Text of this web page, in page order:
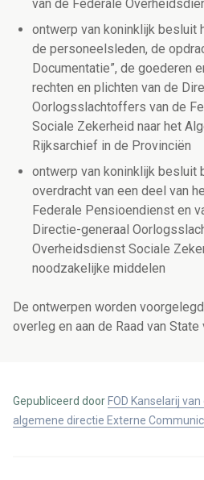
van de Federale
ontwerp van koninklijk besluit
de personeelsleden, de
Documentatie”, de goederen
rechten en plichten van de
Oorlogsslachtoffers van de
Sociale Zekerheid naar het
Rijksarchief in de Provinciën
ontwerp van koninklijk besluit
overdracht van een deel van
Federale Pensioendienst en
Directie-generaal
Overheidsdienst Sociale
noodzakelijke middelen
De ontwerpen worden
overleg en aan de Raad van State
Gepubliceerd door FOD Kanselarij
algemene directie Externe